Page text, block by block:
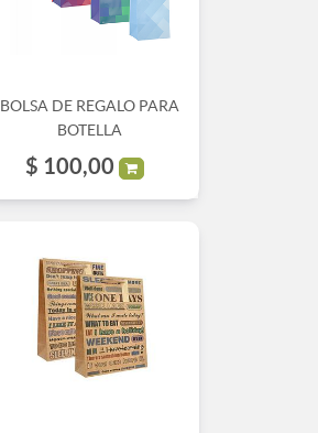
BOLSA DE REGALO PARA
BOTELLA
$ 100,00